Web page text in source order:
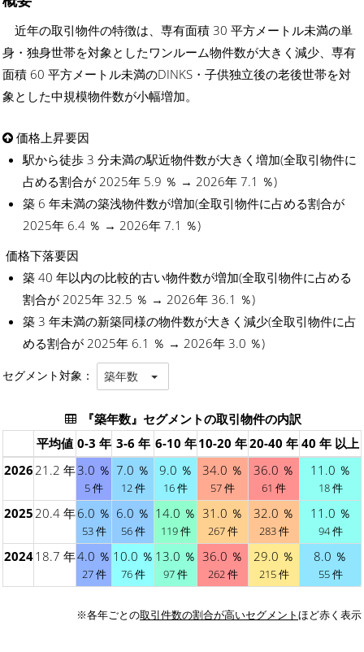
近年の取引物件の特徴は、専有面積 30 平方メートル未満の単
身・独身世帯を対象としたワンルーム物件数が大きく減少、専有
面積 60 平方メートル未満のDINKS・子供独立後の老後世帯を対
象とした中規模物件数が小幅増加。
価格上昇要因
駅から徒歩 3 分未満の駅近物件数が大きく増加(全取引物件に
占める割合が 2025年 5.9 ％ → 2026年 7.1 ％)
築 6 年未満の築浅物件数が増加(全取引物件に占める割合が
2025年 6.4 ％ → 2026年 7.1 ％)
価格下落要因
築 40 年以内の比較的古い物件数が増加(全取引物件に占める
割合が 2025年 32.5 ％ → 2026年 36.1 ％)
築 3 年未満の新築同様の物件数が大きく減少(全取引物件に占
める割合が 2025年 6.1 ％ → 2026年 3.0 ％)
セグメント対象： 築年数
『築年数』セグメントの取引物件の内訳
平均値 0-3 年 3-6 年 6-10 年10-20 年20-40 年 40 年 以上
2026 21.2 年3.0 ％
5 件
7.0 ％
12 件
9.0 ％
16 件
34.0 ％
57 件
36.0 ％
61 件
11.0 ％
18 件
2025 20.4 年6.0 ％
53 件
6.0 ％
56 件
14.0 ％
119 件
31.0 ％
267 件
32.0 ％
283 件
11.0 ％
94 件
202418.7 年4.0 ％
27 件
10.0 ％
76 件
13.0 ％
97 件
36.0 ％
262 件
29.0 ％
215 件
8.0 ％
55 件
※各年ごとの取引件数の割合が高いセグメントほど赤く表示